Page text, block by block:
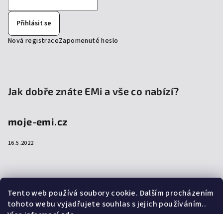
Tento web používá soubory cookie. Dalším procházením
tohoto webu vyjadřujete souhlas s jejich používáním..
Přihlásit se
Nová registraceZapomenuté heslo
Jak dobře znáte EMi a vše co nabízí?
moje-emi.cz
16.5.2022
Přijímáme online platby